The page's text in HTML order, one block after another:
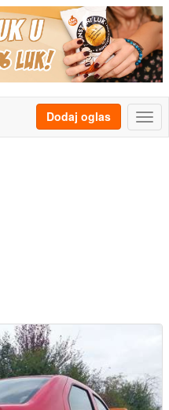
Dodaj oglas